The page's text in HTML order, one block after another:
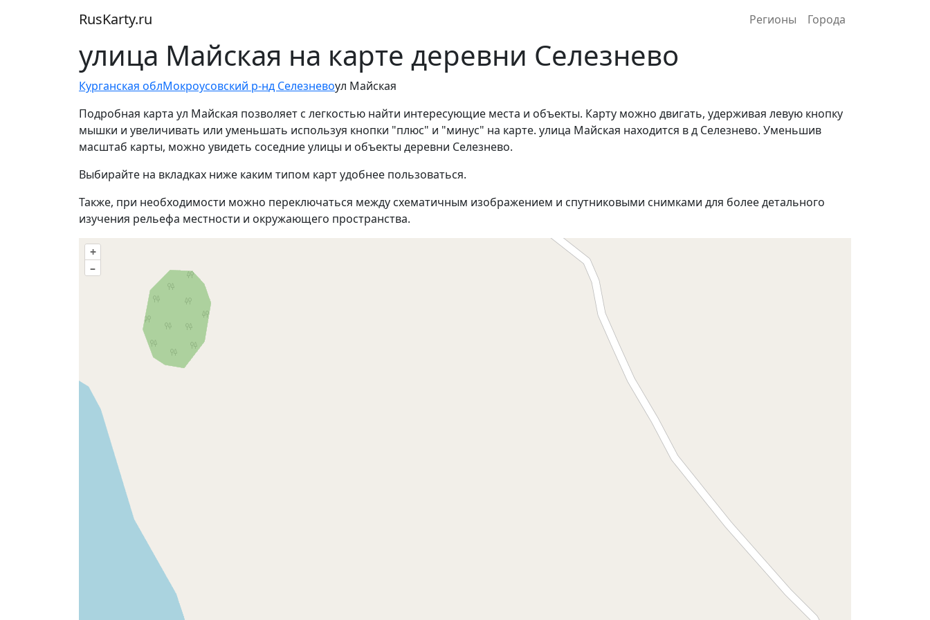
RusKarty.ru Регионы Города
улица Майская на карте деревни Селезнево
Курганская облМокроусовский р-нд Селезневоул Майская
Подробная карта ул Майская позволяет с легкостью найти интересующие места и объекты. Карту можно двигать, удерживая левую кнопку
мышки и увеличивать или уменьшать используя кнопки "плюс" и "минус" на карте. улица Майская находится в д Селезнево. Уменьшив
масштаб карты, можно увидеть соседние улицы и объекты деревни Селезнево.
Выбирайте на вкладках ниже каким типом карт удобнее пользоваться.
Также, при необходимости можно переключаться между схематичным изображением и спутниковыми снимками для более детального
изучения рельефа местности и окружающего пространства.
+
–